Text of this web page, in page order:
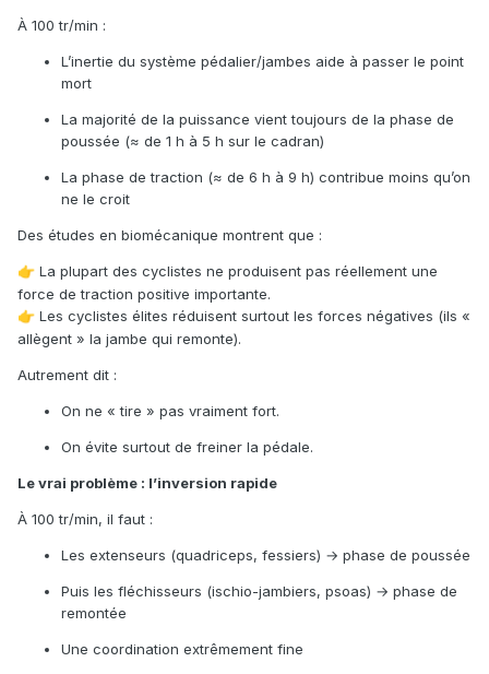
À 100 tr/min :
L’inertie du système pédalier/jambes aide à passer le point
mort
La majorité de la puissance vient toujours de la phase de
poussée (≈ de 1 h à 5 h sur le cadran)
La phase de traction (≈ de 6 h à 9 h) contribue moins qu’on
ne le croit
Des études en biomécanique montrent que :
👉 La plupart des cyclistes ne produisent pas réellement une
force de traction positive importante.
👉 Les cyclistes élites réduisent surtout les forces négatives (ils «
allègent » la jambe qui remonte).
Autrement dit :
On ne « tire » pas vraiment fort.
On évite surtout de freiner la pédale.
Le vrai problème : l’inversion rapide
À 100 tr/min, il faut :
Les extenseurs (quadriceps, fessiers) → phase de poussée
Puis les fléchisseurs (ischio-jambiers, psoas) → phase de
remontée
Une coordination extrêmement fine